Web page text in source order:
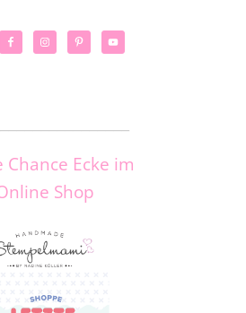
Chance Ecke im
Shop